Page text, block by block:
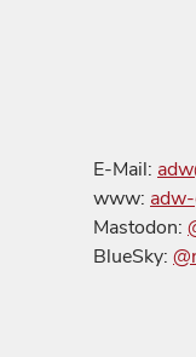
E-Mail:
www:
Mastodon:
BlueSky: